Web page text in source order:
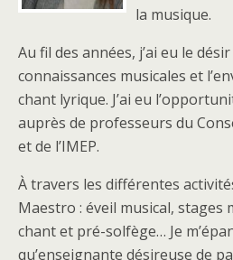
la musique.
Au fil des années, j’ai eu le
connaissances musicales et
chant lyrique. J’ai eu
auprès de professeurs du
et de l’IMEP.
À travers les différentes
Maestro : éveil musical, stages
chant et pré-solfège… Je
qu’enseignante désireuse de